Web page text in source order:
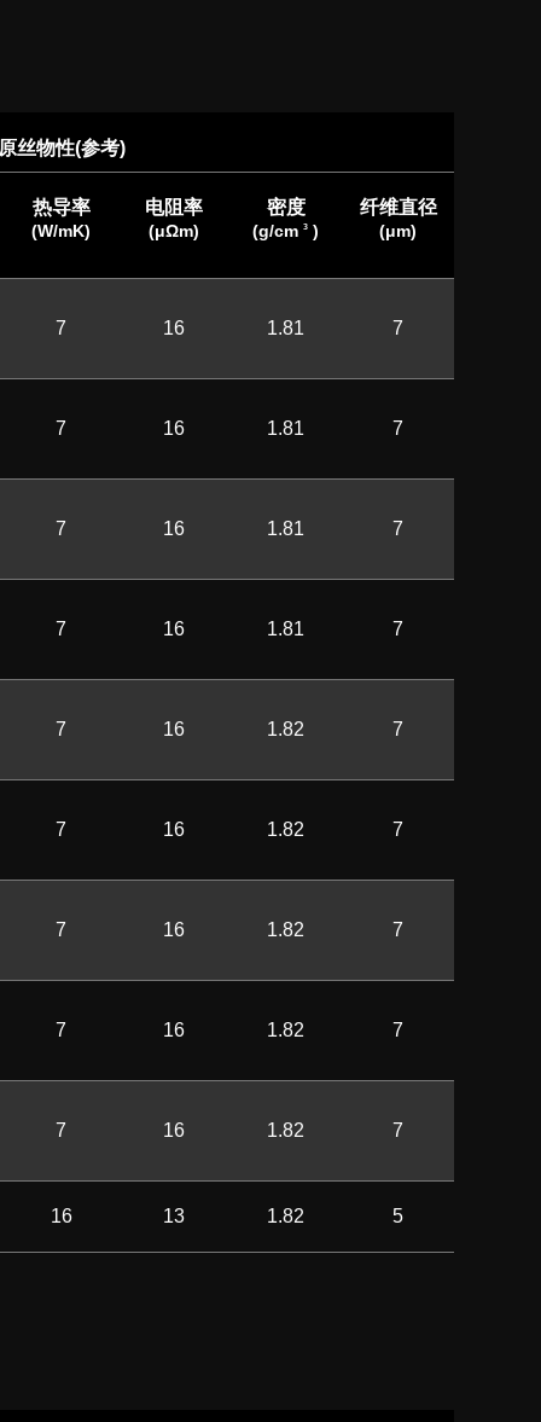
丝物性(参考)
热导率
(W/mK)
电阻率
(μΩm)
密度
(g/cm 3 )
纤维直径
(μm)
7 16 1.81 7
7 16 1.81 7
7 16 1.81 7
7 16 1.81 7
7 16 1.82 7
7 16 1.82 7
7 16 1.82 7
7 16 1.82 7
7 16 1.82 7
16 13 1.82 5